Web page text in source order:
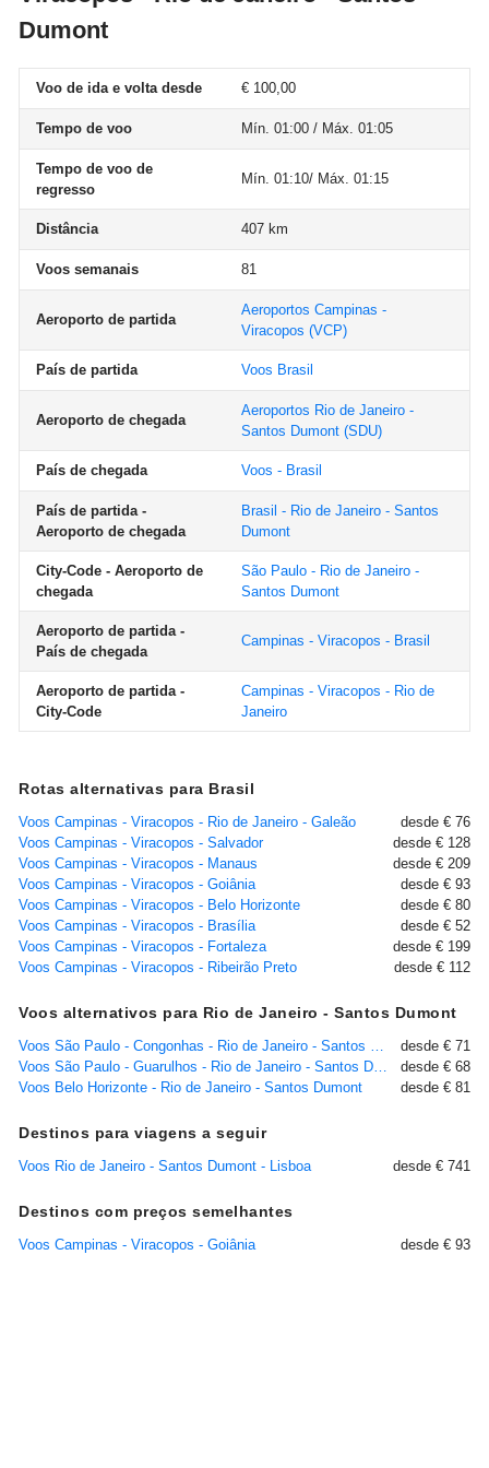
Dumont
Voo de ida e volta desde € 100,00
Tempo de voo Mín. 01:00 / Máx. 01:05
Tempo de voo de
regresso
Mín. 01:10/ Máx. 01:15
Distância 407 km
Voos semanais 81
Aeroporto de partida
Aeroportos Campinas -
Viracopos (VCP)
País de partida Voos Brasil
Aeroporto de chegada
Aeroportos Rio de Janeiro -
Santos Dumont (SDU)
País de chegada Voos - Brasil
País de partida -
Aeroporto de chegada
Brasil - Rio de Janeiro - Santos
Dumont
City-Code - Aeroporto de
chegada
São Paulo - Rio de Janeiro -
Santos Dumont
Aeroporto de partida -
País de chegada
Campinas - Viracopos - Brasil
Aeroporto de partida -
City-Code
Campinas - Viracopos - Rio de
Janeiro
Rotas alternativas para Brasil
Voos Campinas - Viracopos - Rio de Janeiro - Galeão
desde € 76
Voos Campinas - Viracopos - Salvador
desde € 128
Voos Campinas - Viracopos - Manaus
desde € 209
Voos Campinas - Viracopos - Goiânia
desde € 93
Voos Campinas - Viracopos - Belo Horizonte
desde € 80
Voos Campinas - Viracopos - Brasília
desde € 52
Voos Campinas - Viracopos - Fortaleza
desde € 199
Voos Campinas - Viracopos - Ribeirão Preto
desde € 112
Voos alternativos para Rio de Janeiro - Santos Dumont
Voos São Paulo - Congonhas - Rio de Janeiro - Santos Dumont
desde € 71
Voos São Paulo - Guarulhos - Rio de Janeiro - Santos Dumont
desde € 68
Voos Belo Horizonte - Rio de Janeiro - Santos Dumont
desde € 81
Destinos para viagens a seguir
Voos Rio de Janeiro - Santos Dumont - Lisboa desde € 741
Destinos com preços semelhantes
Voos Campinas - Viracopos - Goiânia desde € 93